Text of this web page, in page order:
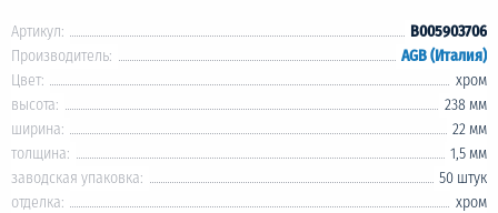
Артикул:
B005903706
Производитель:
AGB (Италия)
Цвет:
хром
высота:
238 мм
ширина:
22 мм
толщина:
1,5 мм
заводская упаковка:
50 штук
отделка:
хром